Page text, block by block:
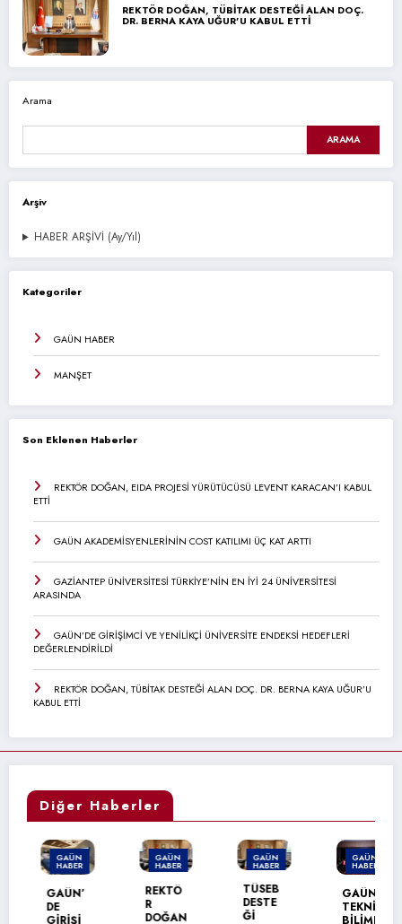
REKTÖR DOĞAN, TÜBİTAK DESTEĞİ ALAN DOÇ.
DR. BERNA KAYA UĞUR’U KABUL ETTİ
Arama
ARAMA
Arşiv
HABER ARŞİVİ (Ay/Yıl)
Kategoriler
GAÜN HABER
MANŞET
Son Eklenen Haberler
REKTÖR DOĞAN, EIDA PROJESİ YÜRÜTÜCÜSÜ LEVENT KARACAN’I KABUL
ETTİ
GAÜN AKADEMİSYENLERİNİN COST KATILIMI ÜÇ KAT ARTTI
GAZİANTEP ÜNİVERSİTESİ TÜRKİYE’NİN EN İYİ 24 ÜNİVERSİTESİ
ARASINDA
GAÜN’DE GİRİŞİMCİ VE YENİLİKÇİ ÜNİVERSİTE ENDEKSİ HEDEFLERİ
DEĞERLENDİRİLDİ
REKTÖR DOĞAN, TÜBİTAK DESTEĞİ ALAN DOÇ. DR. BERNA KAYA UĞUR’U
KABUL ETTİ
Diğer Haberler
GAÜN
HABER
GAÜN’
GİRİŞİ
GAÜN
HABER
REKTÖ
DOĞAN
GAÜN
HABER
TÜSEB
DESTE
GAÜN
HABER
GAÜN
TEKNİK
BİLİML